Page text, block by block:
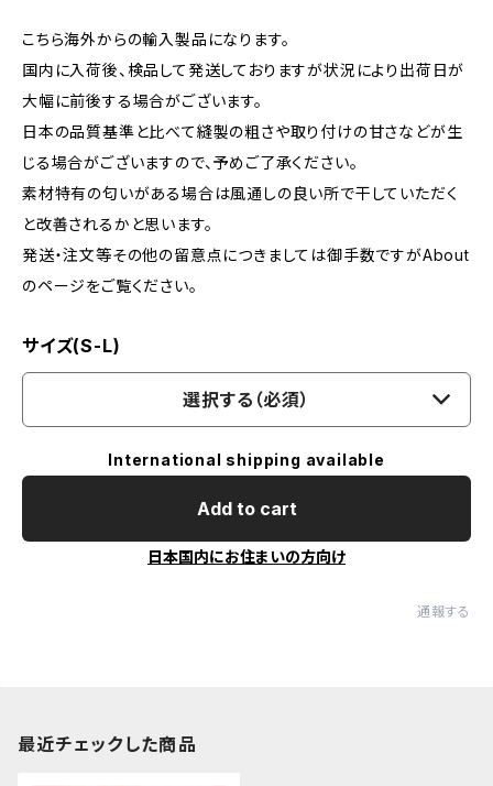
こちら海外からの輸入製品になります。
国内に入荷後、検品して発送しておりますが状況により出荷日が
大幅に前後する場合がございます。
日本の品質基準と比べて縫製の粗さや取り付けの甘さなどが生
じる場合がございますので、予めご了承ください。
素材特有の匂いがある場合は風通しの良い所で干していただく
と改善されるかと思います。
発送・注文等その他の留意点につきましては御手数ですがAbout
のページをご覧ください。
サイズ(S-L)
選択する（必須）
International shipping available
Add to cart
日本国内にお住まいの方向け
通報する
最近チェックした商品